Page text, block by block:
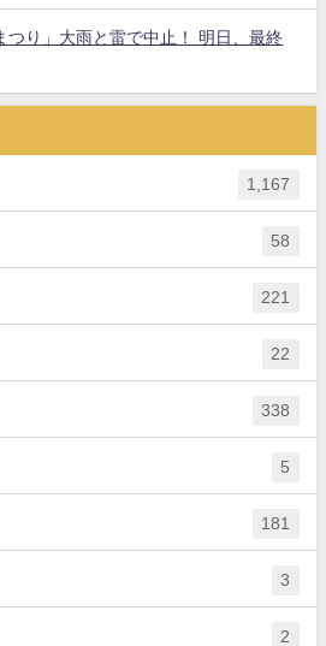
つり」大雨と雷で中止！ 明日、最終
1,167
58
221
22
338
5
181
3
2